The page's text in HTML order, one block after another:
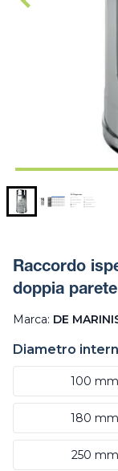
Raccordo
doppia
Marca: DE
Diametro
100 mm
180 mm
250 mm